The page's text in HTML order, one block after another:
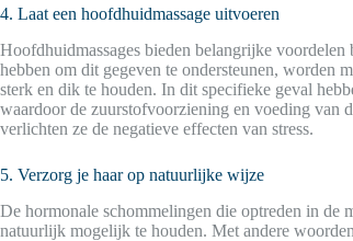
4. Laat een hoofdhuidmassage uitvoeren
Hoofdhuidmassages bieden belangrijke
hebben om dit gegeven te ondersteunen, worden
sterk en dik te houden. In dit specifieke geval
waardoor de zuurstofvoorziening en voeding van
verlichten ze de negatieve effecten van stress.
5. Verzorg je haar op natuurlijke wijze
De hormonale schommelingen die optreden in de
natuurlijk mogelijk te houden. Met andere